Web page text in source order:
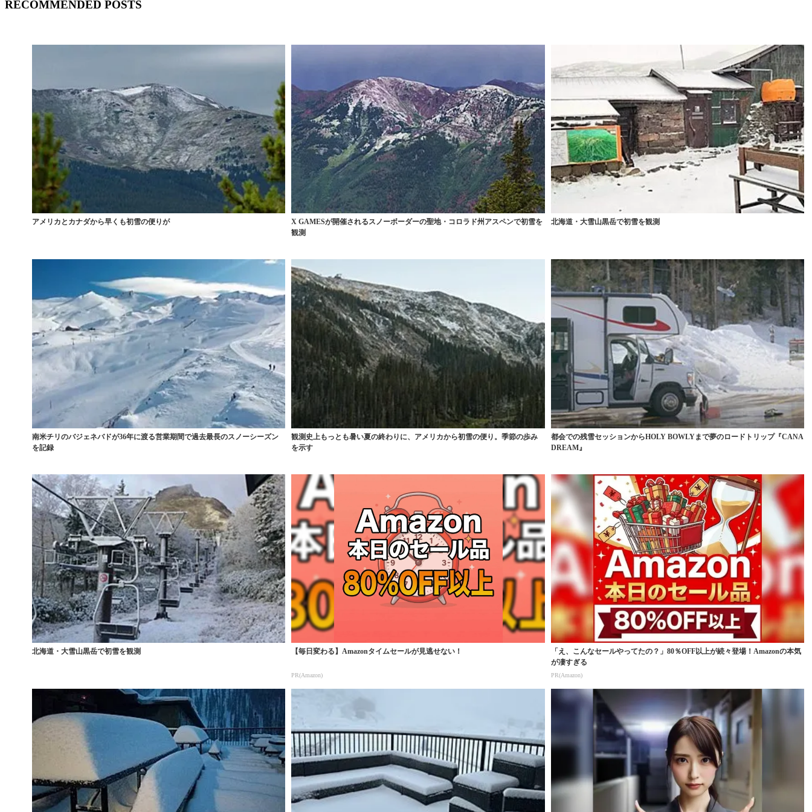
RECOMMENDED POSTS
アメリカとカナダから早くも初雪の便りが
X GAMESが開催されるスノーボーダーの聖地・コロラド州アスペンで初雪を
観測
北海道・大雪山黒岳で初雪を観測
南米チリのバジェネバドが36年に渡る営業期間で過去最長のスノーシーズン
を記録
観測史上もっとも暑い夏の終わりに、アメリカから初雪の便り。季節の歩み
を示す
都会での残雪セッションからHOLY BOWLYまで夢のロードトリップ『CANA
DREAM』
北海道・大雪山黒岳で初雪を観測 【毎日変わる】Amazonタイムセールが見逃せない！
PR(Amazon)
「え、こんなセールやってたの？」80％OFF以上が続々登場！Amazonの本気
が凄すぎる
PR(Amazon)